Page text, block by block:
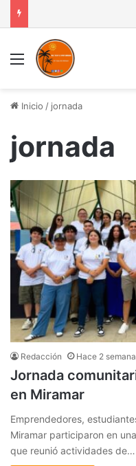
Menú
Inicio / jornada
jornada
Redacción Hace 2
Jornada
en Miramar
Emprendedores,
Miramar participaron en
que reunió actividades de…